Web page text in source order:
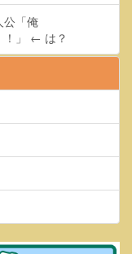
「俺
！」 ← は？